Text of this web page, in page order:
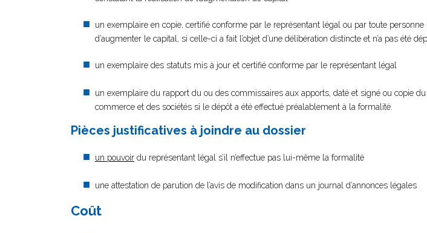
un exemplaire en copie, certifié conforme par le représentant légal ou par toute
d’augmenter le capital, si celle-ci a fait l’objet d’une délibération distincte et n’a pas été
un exemplaire des statuts mis à jour et certifié conforme par le représentant légal
un exemplaire du rapport du ou des commissaires aux apports, daté et signé ou copie
commerce et des sociétés si le dépôt a été effectué préalablement à la formalité.
Pièces justificatives à joindre au dossier
un pouvoir du représentant légal s’il n’effectue pas lui-même la formalité
une attestation de parution de l’avis de modification dans un journal d’annonces légales
Coût